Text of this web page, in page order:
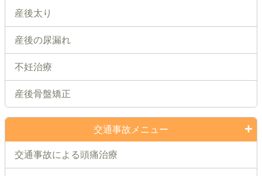
産後太り
産後の尿漏れ
不妊治療
産後骨盤矯正
交通事故メニュー
交通事故による頭痛治療